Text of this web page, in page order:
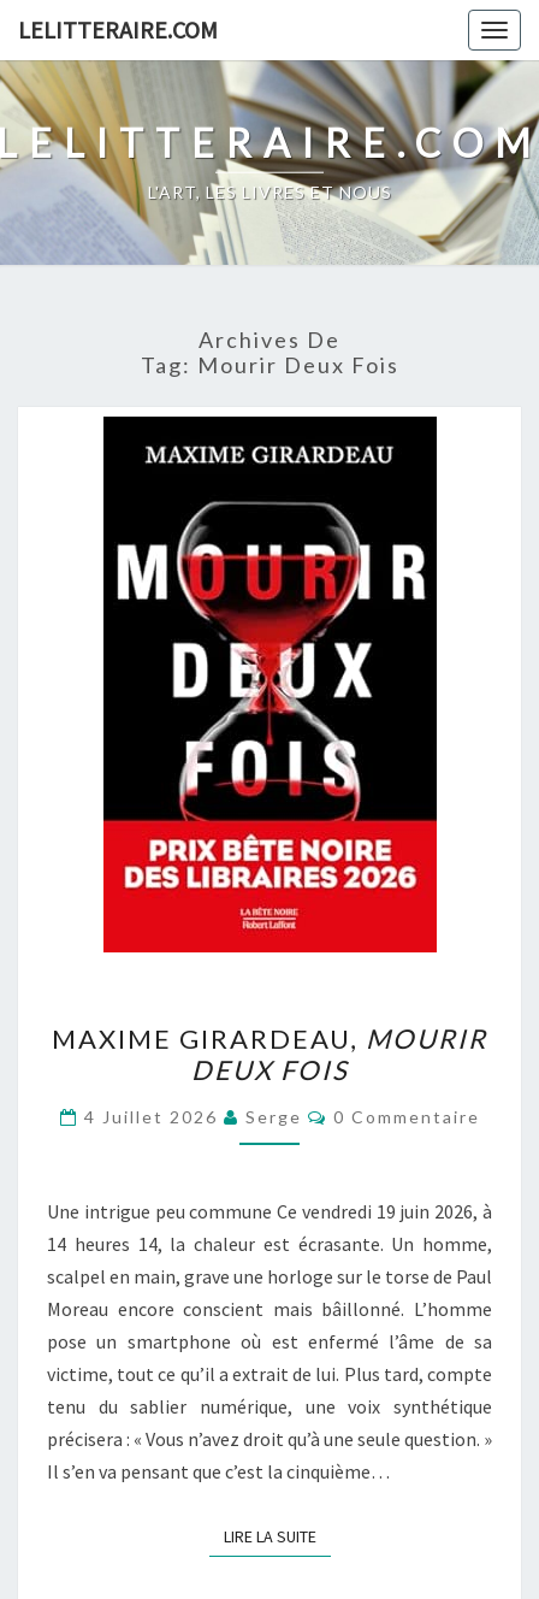
content
LELITTERAIRE.COM
L'ART, LES LIVRES ET NOUS
Archives De
Tag: Mourir Deux Fois
GIRARDEAU,
MOURIR
DEUX
FOIS
MAXIME GIRARDEAU, MOURIR
DEUX FOIS
4 Juillet 2026 Serge Commentaires
0 Commentaire
Une intrigue peu commune Ce vendredi 19 juin 2026, à
14 heures 14, la chaleur est écrasante. Un homme,
scalpel en main, grave une horloge sur le torse de Paul
Moreau encore conscient mais bâillonné. L’homme
pose un smartphone où est enfermé l’âme de sa
victime, tout ce qu’il a extrait de lui. Plus tard, compte
tenu du sablier numérique, une voix synthétique
précisera : « Vous n’avez droit qu’à une seule question. »
Il s’en va pensant que c’est la cinquième…
LIRE LA SUITELIRE LA SUITE